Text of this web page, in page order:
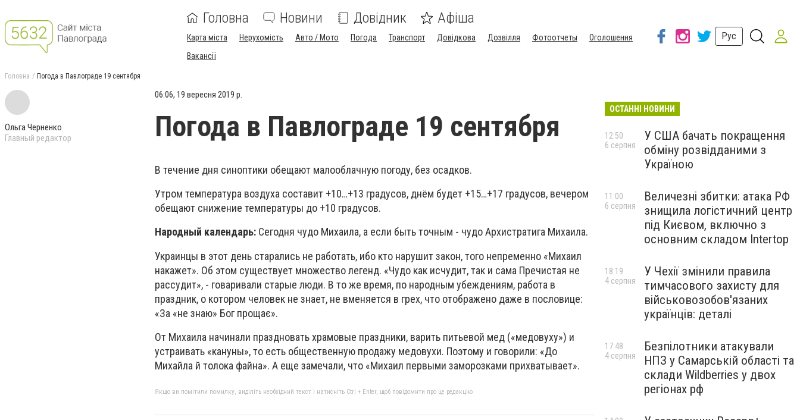
Головна Новини Довідник Афіша
Карта міста Нерухомість Авто / Мото Погода Транспорт Довідкова Дозвілля Фотоотчеты
Оголошення
Вакансії
Рус
Головна Погода в Павлограде 19 сентября
Ольга Черненко
Главный редактор
06:06, 19 вересня 2019 р.
Погода в Павлограде 19 сентября
В течение дня синоптики обещают малооблачную погоду, без осадков.
Утром температура воздуха составит +10…+13 градусов, днём будет +15…+17 градусов, вечером
обещают снижение температуры до +10 градусов.
Народный календарь: Сегодня чудо Михаила, а если быть точным - чудо Архистратига Михаила.
Украинцы в этот день старались не работать, ибо кто нарушит закон, того непременно «Михаил
накажет». Об этом существует множество легенд. «Чудо как исчудит, так и сама Пречистая не
рассудит», - говаривали старые люди. В то же время, по народным убеждениям, работа в
праздник, о котором человек не знает, не вменяется в грех, что отображено даже в пословице:
«За «не знаю» Бог прощає».
От Михаила начинали праздновать храмовые праздники, варить питьевой мед («медовуху») и
устраивать «кануны», то есть общественную продажу медовухи. Поэтому и говорили: «До
Михайла й толока файна». А еще замечали, что «Михаил первыми заморозками прихватывает».
Якщо ви помітили помилку, виділіть необхідний текст і натисніть Ctrl + Enter, щоб повідомити про це редакцію
ОСТАННІ НОВИНИ
У США бачать покращення
обміну розвідданими з
Україною
12:50
6 серпня
Величезні збитки: атака РФ
знищила логістичний центр
під Києвом, включно з
основним складом Intertop
11:00
6 серпня
У Чехії змінили правила
тимчасового захисту для
військовозобов'язаних
українців: деталі
18:19
4 серпня
Безпілотники атакували
НПЗ у Самарській області та
склади Wildberries у двох
регіонах рф
17:48
4 серпня